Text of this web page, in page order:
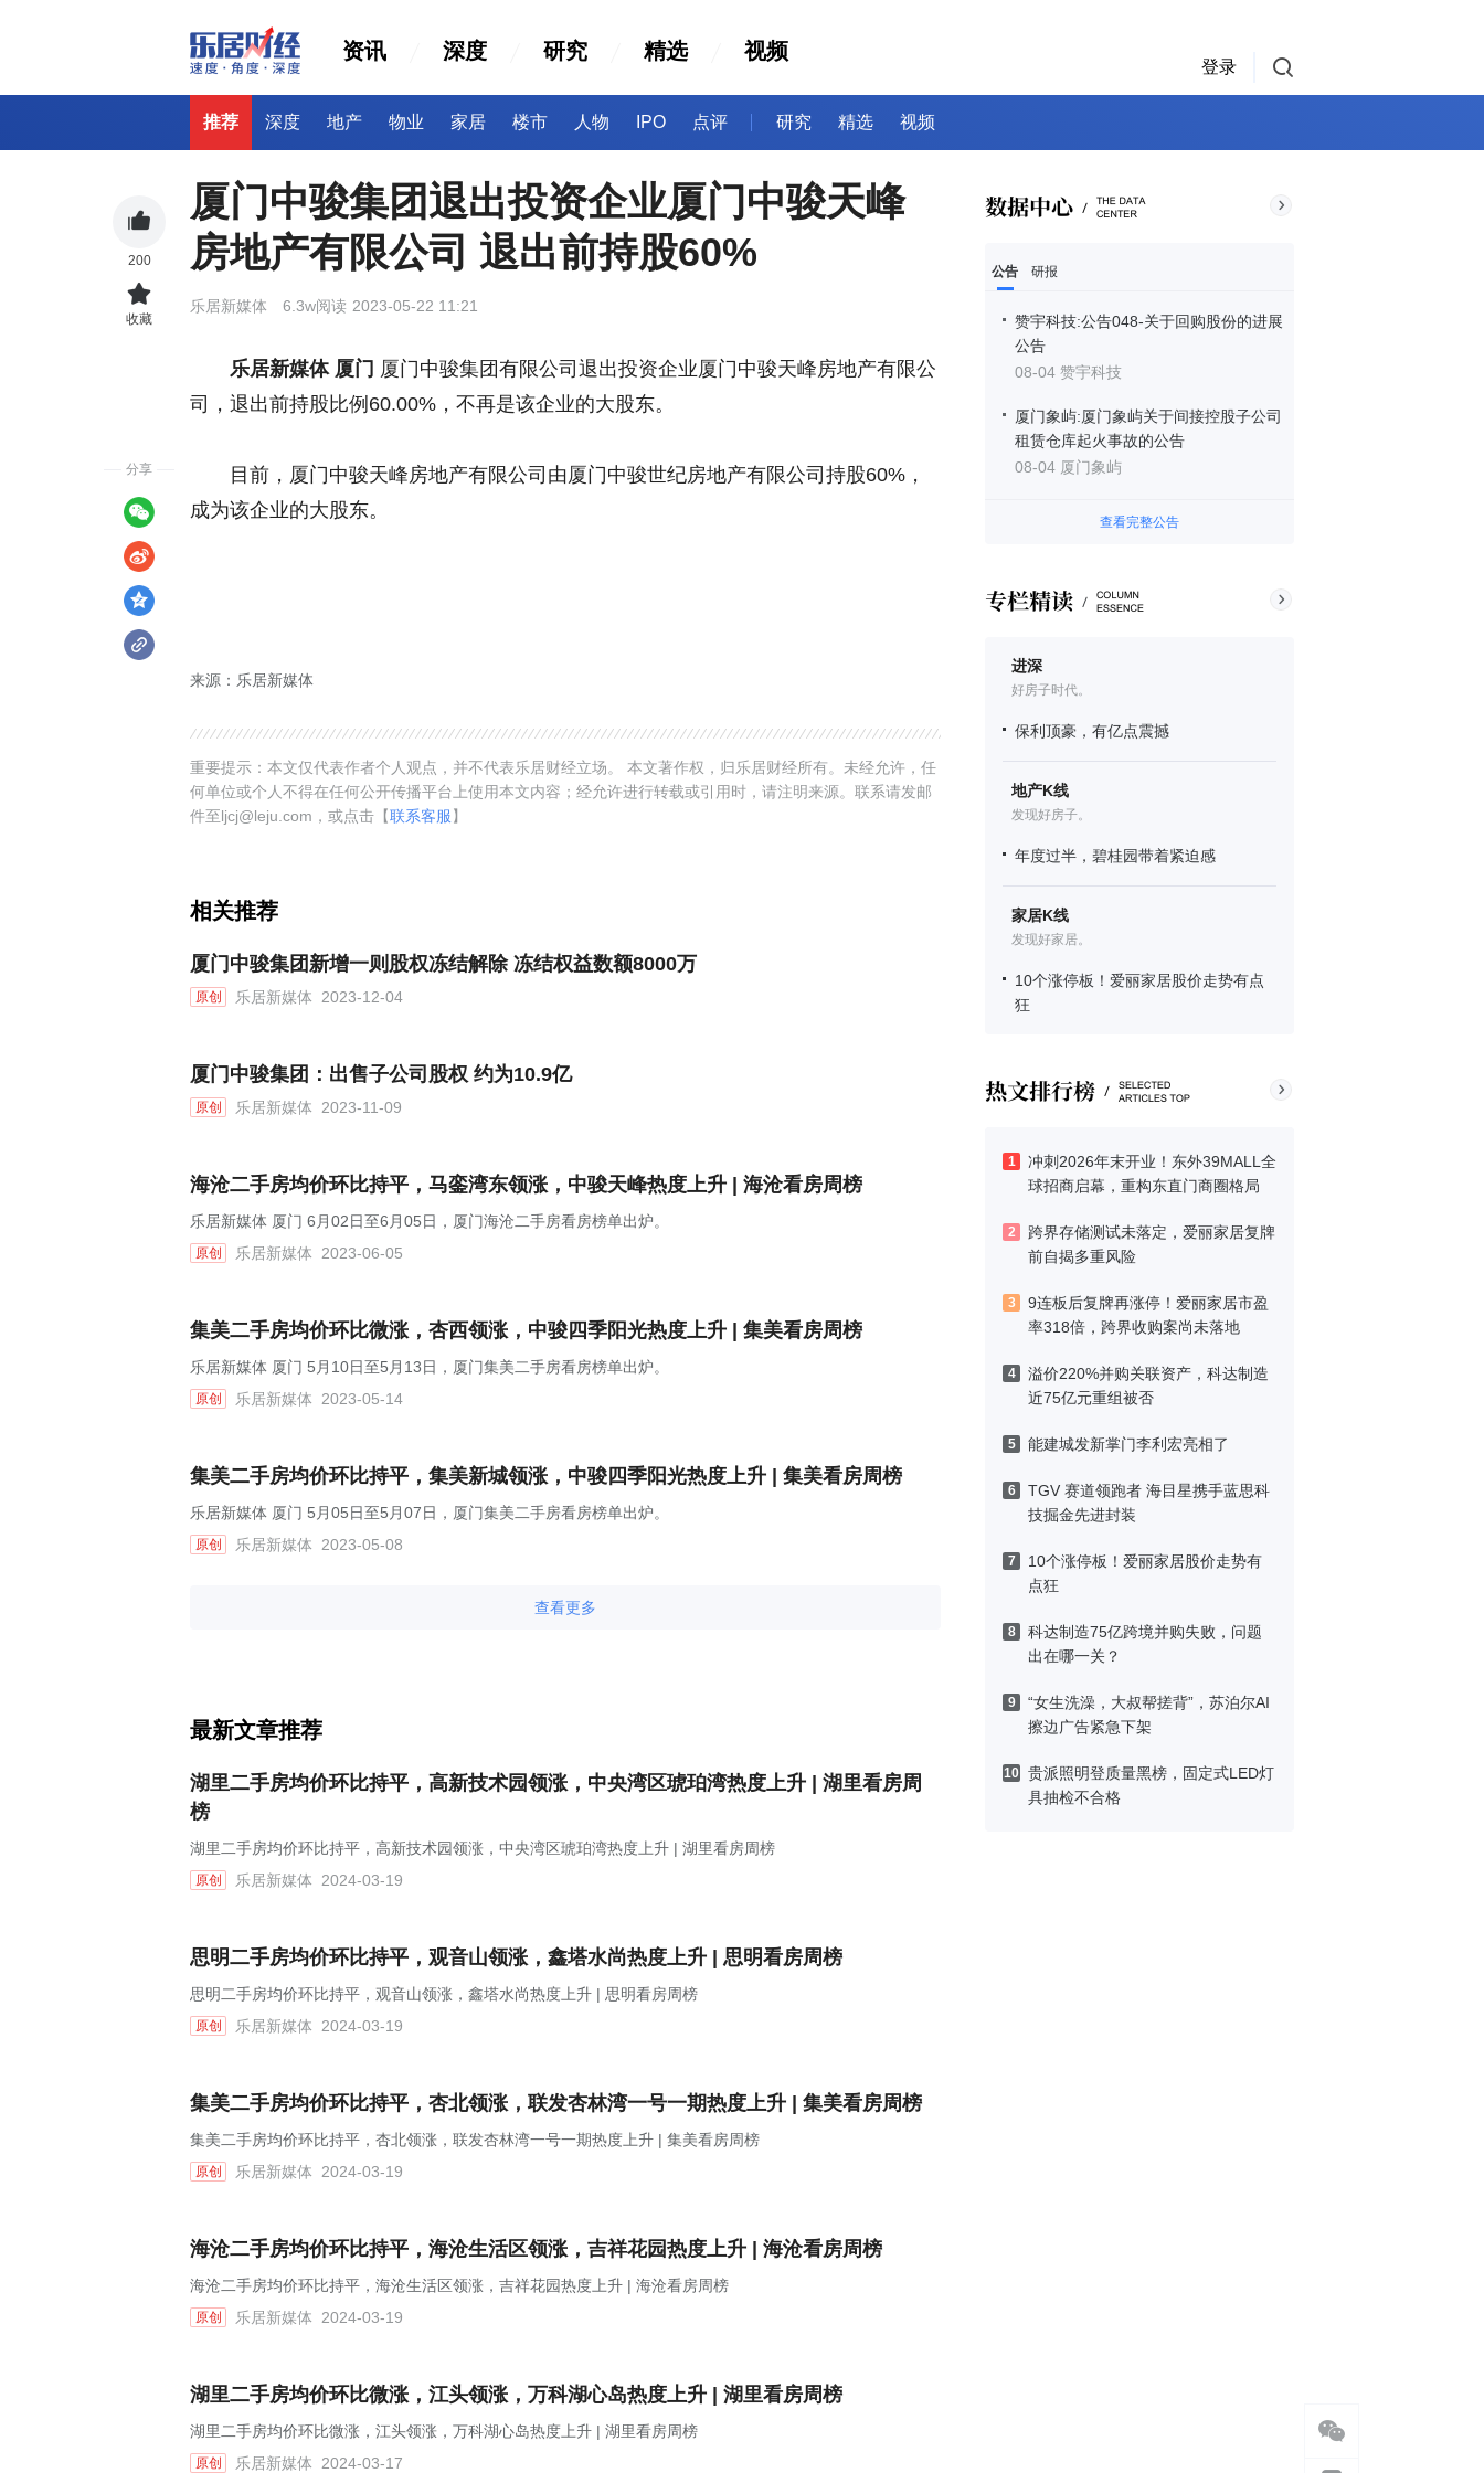
资讯 深度 研究 精选 视频
登录
推荐 深度 地产 物业 家居 楼市 人物 IPO 点评 研究 精选 视频
公告 研报
赞宇科技:公告048-关于回购股份的进展
公告
08-04 赞宇科技
厦门象屿:厦门象屿关于间接控股子公司
租赁仓库起火事故的公告
08-04 厦门象屿
查看完整公告
进深
好房子时代。
保利顶豪，有亿点震撼
地产K线
发现好房子。
年度过半，碧桂园带着紧迫感
家居K线
发现好家居。
10个涨停板！爱丽家居股价走势有点
狂
1
冲刺2026年末开业！东外39MALL全
球招商启幕，重构东直门商圈格局
2
跨界存储测试未落定，爱丽家居复牌
前自揭多重风险
3
9连板后复牌再涨停！爱丽家居市盈
率318倍，跨界收购案尚未落地
4
溢价220%并购关联资产，科达制造
近75亿元重组被否
5 能建城发新掌门李利宏亮相了
6
TGV 赛道领跑者 海目星携手蓝思科
技掘金先进封装
7
10个涨停板！爱丽家居股价走势有
点狂
8
科达制造75亿跨境并购失败，问题
出在哪一关？
9
“女生洗澡，大叔帮搓背”，苏泊尔AI
擦边广告紧急下架
10 贵派照明登质量黑榜，固定式LED灯
具抽检不合格
厦门中骏集团退出投资企业厦门中骏天峰
房地产有限公司 退出前持股60%
乐居新媒体 6.3w阅读 2023-05-22 11:21
乐居新媒体 厦门 厦门中骏集团有限公司退出投资企业厦门中骏天峰房地产有限公
司，退出前持股比例60.00%，不再是该企业的大股东。
目前，厦门中骏天峰房地产有限公司由厦门中骏世纪房地产有限公司持股60%，
成为该企业的大股东。
来源：乐居新媒体
重要提示：本文仅代表作者个人观点，并不代表乐居财经立场。 本文著作权，归乐居财经所有。未经允许，任
何单位或个人不得在任何公开传播平台上使用本文内容；经允许进行转载或引用时，请注明来源。联系请发邮
件至ljcj@leju.com，或点击【联系客服】
相关推荐
厦门中骏集团新增一则股权冻结解除 冻结权益数额8000万
原创 乐居新媒体 2023-12-04
厦门中骏集团：出售子公司股权 约为10.9亿
原创 乐居新媒体 2023-11-09
海沧二手房均价环比持平，马銮湾东领涨，中骏天峰热度上升 | 海沧看房周榜
乐居新媒体 厦门 6月02日至6月05日，厦门海沧二手房看房榜单出炉。
原创 乐居新媒体 2023-06-05
集美二手房均价环比微涨，杏西领涨，中骏四季阳光热度上升 | 集美看房周榜
乐居新媒体 厦门 5月10日至5月13日，厦门集美二手房看房榜单出炉。
原创 乐居新媒体 2023-05-14
集美二手房均价环比持平，集美新城领涨，中骏四季阳光热度上升 | 集美看房周榜
乐居新媒体 厦门 5月05日至5月07日，厦门集美二手房看房榜单出炉。
原创 乐居新媒体 2023-05-08
查看更多
最新文章推荐
湖里二手房均价环比持平，高新技术园领涨，中央湾区琥珀湾热度上升 | 湖里看房周
榜
湖里二手房均价环比持平，高新技术园领涨，中央湾区琥珀湾热度上升 | 湖里看房周榜
原创 乐居新媒体 2024-03-19
思明二手房均价环比持平，观音山领涨，鑫塔水尚热度上升 | 思明看房周榜
思明二手房均价环比持平，观音山领涨，鑫塔水尚热度上升 | 思明看房周榜
原创 乐居新媒体 2024-03-19
集美二手房均价环比持平，杏北领涨，联发杏林湾一号一期热度上升 | 集美看房周榜
集美二手房均价环比持平，杏北领涨，联发杏林湾一号一期热度上升 | 集美看房周榜
原创 乐居新媒体 2024-03-19
海沧二手房均价环比持平，海沧生活区领涨，吉祥花园热度上升 | 海沧看房周榜
海沧二手房均价环比持平，海沧生活区领涨，吉祥花园热度上升 | 海沧看房周榜
原创 乐居新媒体 2024-03-19
湖里二手房均价环比微涨，江头领涨，万科湖心岛热度上升 | 湖里看房周榜
湖里二手房均价环比微涨，江头领涨，万科湖心岛热度上升 | 湖里看房周榜
原创 乐居新媒体 2024-03-17
200
收藏
分享